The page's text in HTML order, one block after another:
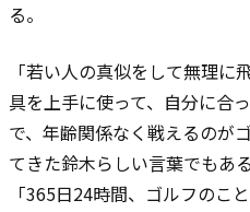
る。
「若い人の真似をして無理
具を上手に使って、自分に合
で、年齢関係なく戦えるのが
てきた鈴木らしい言葉でもあ
「365日24時間、ゴルフのこ